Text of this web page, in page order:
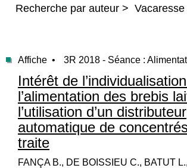
Recherche par auteur >
Affiche • 3R 2018 - Séance :
Intérêt de
l’alimentation des brebis
l’utilisation d’un distributeur
automatique de
traite
FANÇA B., DE BOISSIEU C., BATUT